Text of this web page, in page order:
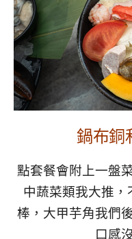
鍋布銅
點套餐會附上一盤
中蔬菜類我大推，
棒，大甲芋角我們
口感